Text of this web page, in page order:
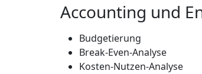
Accounting und
Budgetierung
Break-Even-Analyse
Kosten-Nutzen-Analyse